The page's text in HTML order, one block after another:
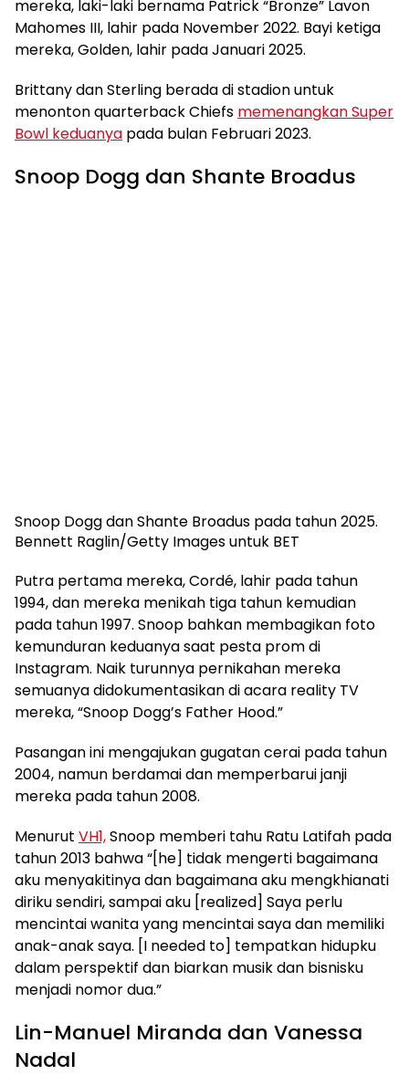
mereka, laki-laki bernama Patrick “Bronze” Lavon
Mahomes III, lahir pada November 2022. Bayi ketiga
mereka, Golden, lahir pada Januari 2025.
Brittany dan Sterling berada di stadion untuk
menonton quarterback Chiefs memenangkan Super
Bowl keduanya pada bulan Februari 2023.
Snoop Dogg dan Shante Broadus
Snoop Dogg dan Shante Broadus pada tahun 2025.
Bennett Raglin/Getty Images untuk BET
Putra pertama mereka, Cordé, lahir pada tahun
1994, dan mereka menikah tiga tahun kemudian
pada tahun 1997. Snoop bahkan membagikan foto
kemunduran keduanya saat pesta prom di
Instagram. Naik turunnya pernikahan mereka
semuanya didokumentasikan di acara reality TV
mereka, “Snoop Dogg’s Father Hood.”
Pasangan ini mengajukan gugatan cerai pada tahun
2004, namun berdamai dan memperbarui janji
mereka pada tahun 2008.
Menurut VH1,Snoop memberi tahu Ratu Latifah pada
tahun 2013 bahwa “[he] tidak mengerti bagaimana
aku menyakitinya dan bagaimana aku mengkhianati
diriku sendiri, sampai aku [realized] Saya perlu
mencintai wanita yang mencintai saya dan memiliki
anak-anak saya. [I needed to] tempatkan hidupku
dalam perspektif dan biarkan musik dan bisnisku
menjadi nomor dua.”
Lin-Manuel Miranda dan Vanessa
Nadal